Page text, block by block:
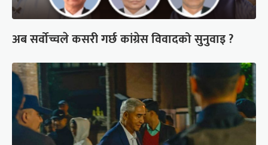
अब सर्वोच्चले कसरी गर्छ कांग्रेस विवादको सुनुवाइ ?